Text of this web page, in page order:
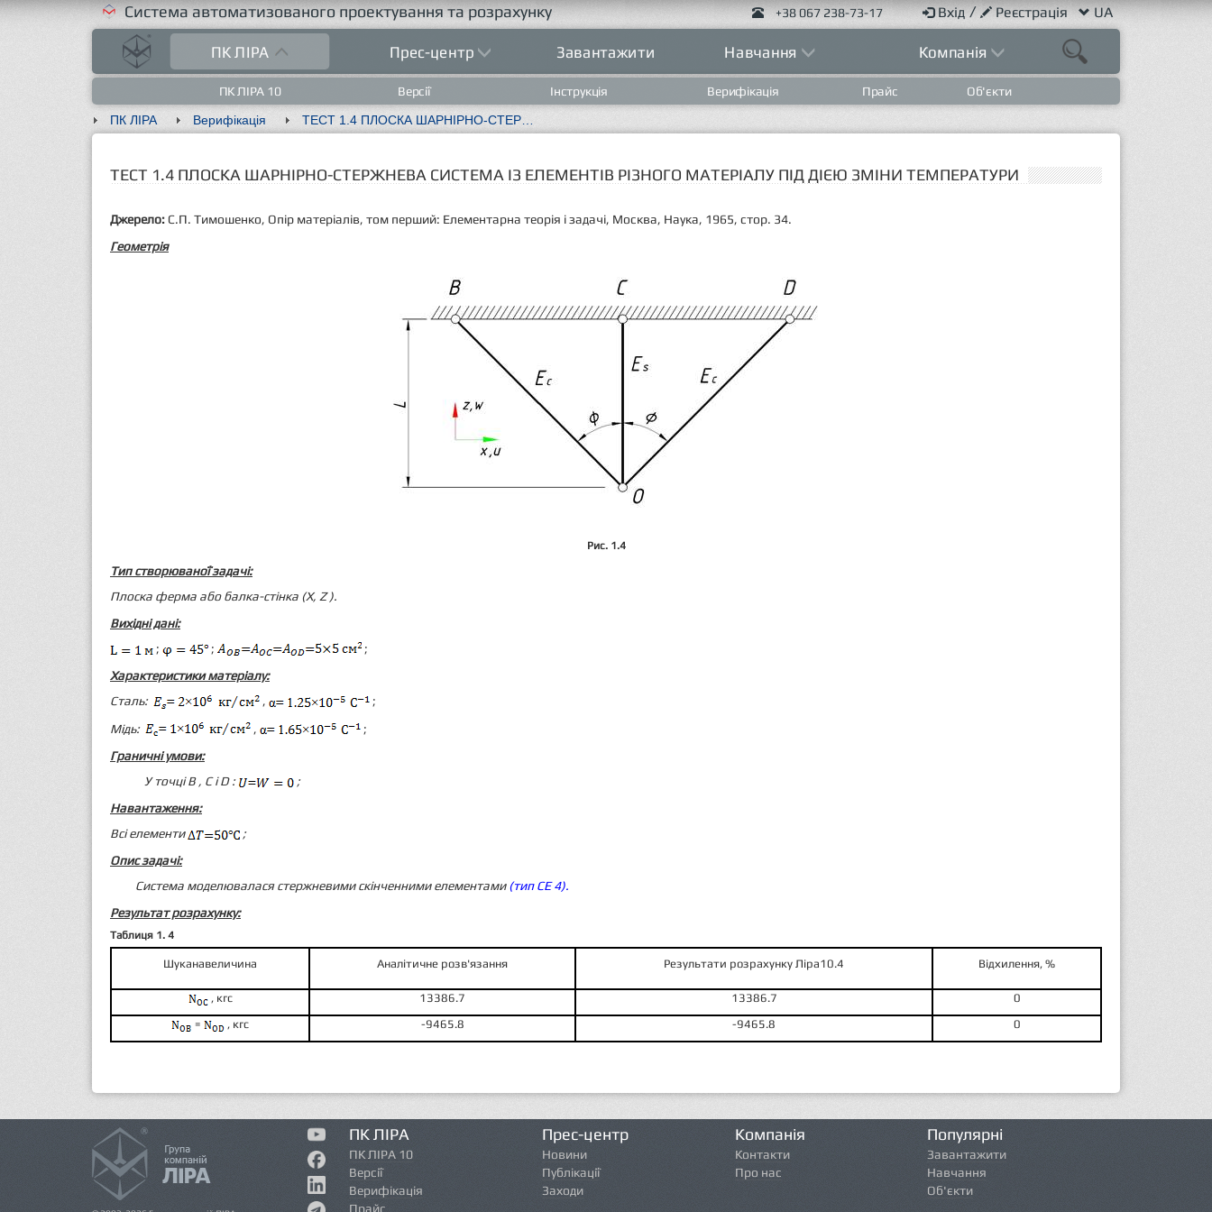
Система автоматизованого проектування та розрахунку +38 067 238-73-17 Вхід/ Реєстрація UA
ПК ЛІРА Прес-центр Завантажити Навчання Компанія
ПК ЛІРА 10 Версії Інструкція Верифікація Прайс
Об'єкти
ПК ЛІРА
Верифікація
ТЕСТ 1.4 ПЛОСКА ШАРНІРНО-СТЕРЖНЕВА СИСТЕМА ІЗ ЕЛЕМЕНТІВ РІЗНОГО МАТЕРІАЛУ ПІД ДІЄЮ ЗМІНИ ТЕМПЕРАТУРИ
Джерело: С.П. Тимошенко, Опір матеріалів, том перший: Елементарна теорія і задачі, Москва, Наука, 1965, стор. 34.
Геометрія
Рис. 1.4
Тип створюваної задачі:
Плоска ферма або балка-стінка (X, Z ).
Вихідні дані:
;
;
;
Характеристики матеріалу:
Сталь:
,
;
Мідь:
,
;
Граничні умови:
У точці B , C і D :
;
Навантаження:
Всі елементи
;
Опис задачі:
Система моделювалася стержневими скінченними елементами(тип СЕ 4).
Результат розрахунку:
Таблиця 1. 4
Шуканавеличина Аналітичне розв'язання Результати розрахунку Ліра10.4 Відхилення, %
, кгс 13386.7 13386.7
0
=
, кгс -9465.8 -9465.8 0
ПК ЛІРА
ПК ЛІРА 10
Версії
Верифікація
Прайс
Прес-центр
Новини
Публікації
Заходи
Компанія
Контакти
Про нас
Популярні
Завантажити
Навчання
Об'єкти